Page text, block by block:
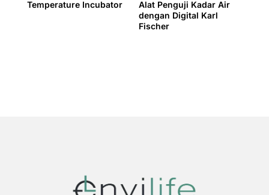
Temperature Incubator
Alat Penguji Kadar Air
dengan Digital Karl
Fischer